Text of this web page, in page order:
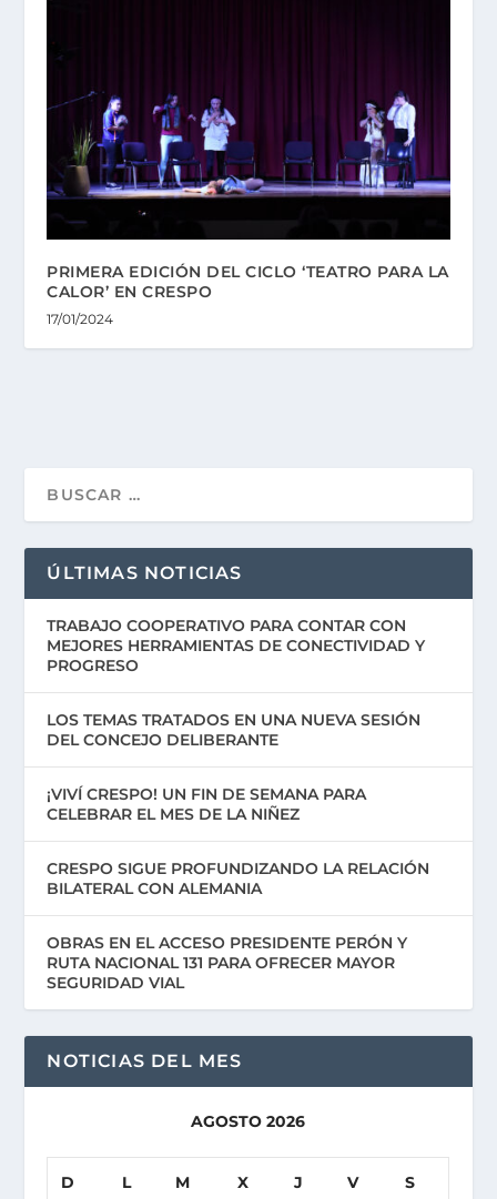
PRIMERA EDICIÓN DEL CICLO ‘TEATRO PARA LA
CALOR’ EN CRESPO
17/01/2024
ÚLTIMAS NOTICIAS
TRABAJO COOPERATIVO PARA CONTAR CON
MEJORES HERRAMIENTAS DE CONECTIVIDAD Y
PROGRESO
LOS TEMAS TRATADOS EN UNA NUEVA SESIÓN
DEL CONCEJO DELIBERANTE
¡VIVÍ CRESPO! UN FIN DE SEMANA PARA
CELEBRAR EL MES DE LA NIÑEZ
CRESPO SIGUE PROFUNDIZANDO LA RELACIÓN
BILATERAL CON ALEMANIA
OBRAS EN EL ACCESO PRESIDENTE PERÓN Y
RUTA NACIONAL 131 PARA OFRECER MAYOR
SEGURIDAD VIAL
NOTICIAS DEL MES
AGOSTO 2026
D L M X J V S